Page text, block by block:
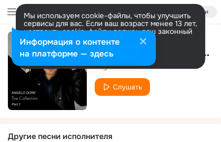
Войти
Мы используем cookie-файлы, чтобы улучшить
сервисы для вас. Если ваш возраст менее 13 лет,
настроить cookie-файлы должен ваш законный
представитель. Больше информации
Разрешить все Настроить Fhenomenon (Original Mix)
Angelo Dore
Слушать
Другие песни исполнителя
Информация о контенте
на платформе — здесь